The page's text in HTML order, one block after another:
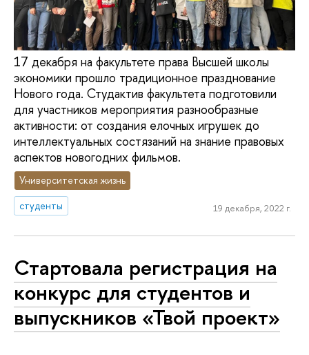
17 декабря на факультете права Высшей школы
экономики прошло традиционное празднование
Нового года. Студактив факультета подготовили
для участников мероприятия разнообразные
активности: от создания елочных игрушек до
интеллектуальных состязаний на знание правовых
аспектов новогодних фильмов.
Университетская жизнь
студенты
19 декабря, 2022 г.
Стартовала регистрация на
конкурс для студентов и
выпускников «Твой проект»